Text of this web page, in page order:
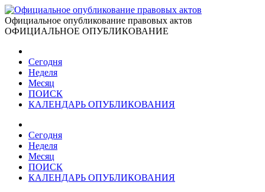
Официальное опубликование правовых актов
ОФИЦИАЛЬНОЕ ОПУБЛИКОВАНИЕ
Сегодня
Неделя
Месяц
ПОИСК
КАЛЕНДАРЬ ОПУБЛИКОВАНИЯ
Сегодня
Неделя
Месяц
ПОИСК
КАЛЕНДАРЬ ОПУБЛИКОВАНИЯ